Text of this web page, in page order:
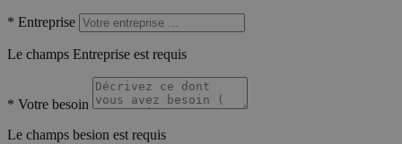
* Entreprise
Le champs Entreprise est requis
* Votre besoin
Le champs besion est requis